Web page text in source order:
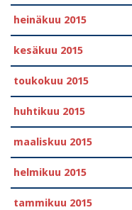
heinäkuu 2015
kesäkuu 2015
toukokuu 2015
huhtikuu 2015
maaliskuu 2015
helmikuu 2015
tammikuu 2015